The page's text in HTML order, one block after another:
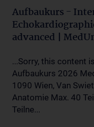
Aufbaukurs -
advanced |
...Sorry, this content
Aufbaukurs 2026
1090 Wien, Van
Anatomie Max. 40
Teilne...